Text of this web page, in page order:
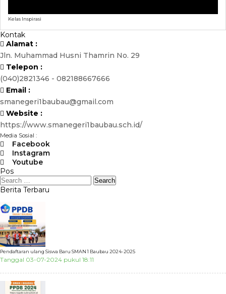
Kelas Inspirasi
Kontak
Alamat :
Jln. Muhammad Husni Thamrin No. 29
Telepon :
(040)2821346 - 082188667666
Email :
smanegeri1baubau@gmail.com
Website :
https://www.smanegeri1baubau.sch.id/
Media Sosial :
Facebook
Instagram
Youtube
Pos
Berita Terbaru
Pendaftaran ulang Siswa Baru SMAN 1 Baubau 2024-2025
Tanggal 03-07-2024 pukul 18:11